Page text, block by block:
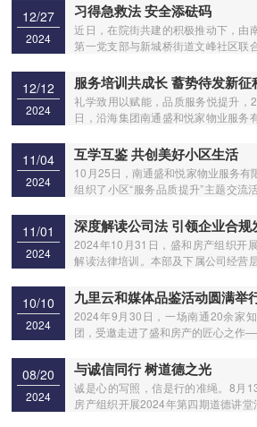
12/27
2024
习得急救法 安全添砝码
近日，在院街共建的积极推动下，由
第一党支部与新城桥街道文峰社区联
中。
12/12
2024
服务培训共成长 蓄势待发新征
礼学致用以赋能，品质服务悦提升，
日，沿海集团南通盛和悦家物业服务
11/04
2024
互学互鉴 共创美好小区生活
10月25日，南通盛和悦家物业服务有
组织了小区“服务品质提升”主题交流
动，旨在分享小区服务的优秀管理经
提升服务水平，以服务促发展，打响
11/01
2024
深度解读公司法 引领企业合规
2024年10月31日，盛和房产组织开
解读法律培训。本部及下属公司经营
10/10
2024
九里云和媒体品鉴活动圆满举
2024年9月30日，一场南通20余家
团，受邀走进了盛和房产的匠心之作
08/20
2024
与诚信同行 树道德之光
诚是心的写照，信是行的准绳。8月
房产组织开展2024年第四期道德讲堂